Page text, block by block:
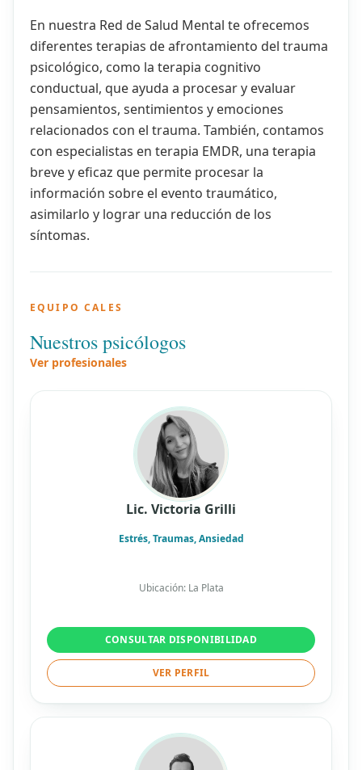
En nuestra Red de Salud Mental te ofrecemos
diferentes terapias de afrontamiento del trauma
psicológico, como la terapia cognitivo
conductual, que ayuda a procesar y evaluar
pensamientos, sentimientos y emociones
relacionados con el trauma. También, contamos
con especialistas en terapia EMDR, una terapia
breve y eficaz que permite procesar la
información sobre el evento traumático,
asimilarlo y lograr una reducción de los
síntomas.
EQUIPO CALES
Nuestros psicólogos
Ver profesionales
Lic. Victoria Grilli
Estrés, Traumas, Ansiedad
Ubicación: La Plata
CONSULTAR DISPONIBILIDAD
VER PERFIL